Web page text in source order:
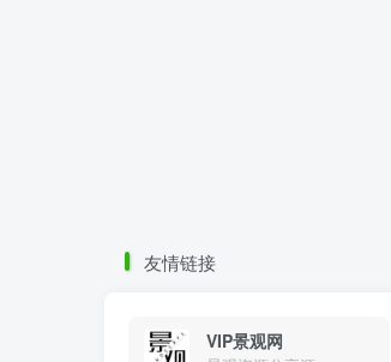
友情链接
VIP景观网